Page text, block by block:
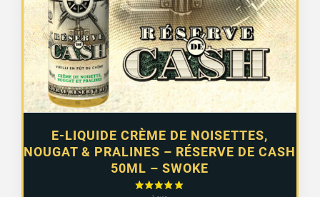
E-LIQUIDE CRÈME DE NOISETTES,
NOUGAT & PRALINES – RÉSERVE DE CASH
50ML – SWOKE